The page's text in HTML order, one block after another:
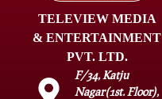
TELEVIEW MEDIA
& ENTERTAINMENT
PVT. LTD.
F/34, Katju
Nagar(1st. Floor),